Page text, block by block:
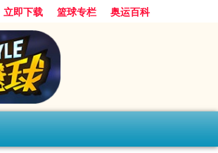
立即下载 篮球专栏 奥运百科